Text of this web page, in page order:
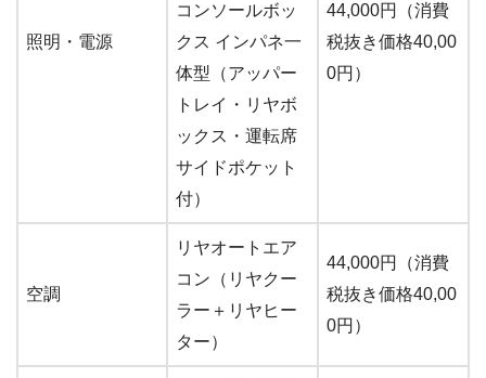
照明・電源
コンソールボッ
クス インパネ一
体型（アッパー
トレイ・リヤボ
ックス・運転席
サイドポケット
付）
44,000円（消費
税抜き価格40,00
0円）
空調
リヤオートエア
コン（リヤクー
ラー＋リヤヒー
ター）
44,000円（消費
税抜き価格40,00
0円）